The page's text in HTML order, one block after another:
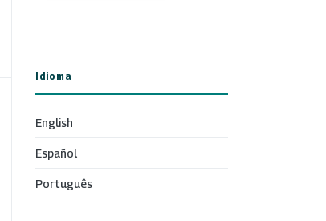
Idioma
English
Español
Português